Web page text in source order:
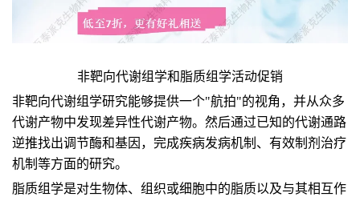
非靶向代谢组学和脂质组学活动促销
非靶向代谢组学研究能够提供一个"航拍"的视角，并从众多
代谢产物中发现差异性代谢产物。然后通过已知的代谢通路
逆推找出调节酶和基因，完成疾病发病机制、有效制剂治疗
机制等方面的研究。
脂质组学是对生物体、组织或细胞中的脂质以及与其相互作